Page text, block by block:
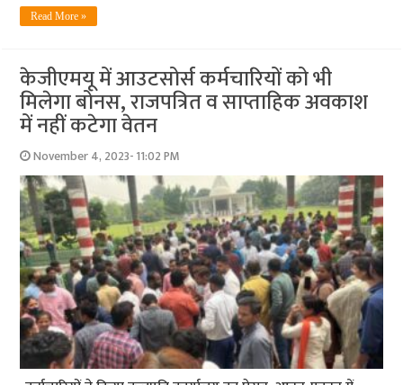
Read More »
केजीएमयू में आउटसोर्स कर्मचारियों को भी
मिलेगा बोनस, राजपत्रित व साप्ताहिक अवकाश
में नहीं कटेगा वेतन
November 4, 2023- 11:02 PM